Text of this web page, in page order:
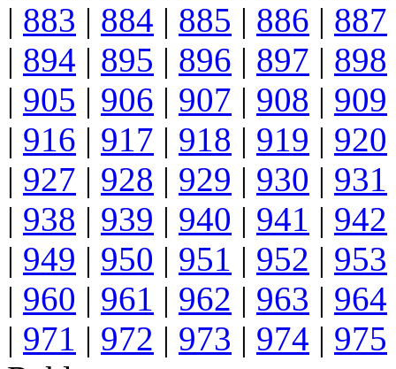
| 883 | 884 | 885 | 886 | 887
| 894 | 895 | 896 | 897 | 898
| 905 | 906 | 907 | 908 | 909
| 916 | 917 | 918 | 919 | 920
| 927 | 928 | 929 | 930 | 931
| 938 | 939 | 940 | 941 | 942
| 949 | 950 | 951 | 952 | 953
| 960 | 961 | 962 | 963 | 964
| 971 | 972 | 973 | 974 | 975